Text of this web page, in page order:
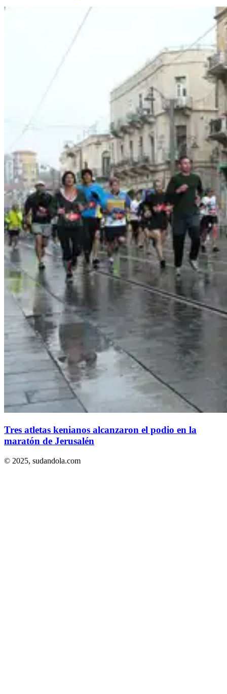
Tres atletas kenianos alcanzaron el podio en la
maratón de Jerusalén
© 2025, sudandola.com